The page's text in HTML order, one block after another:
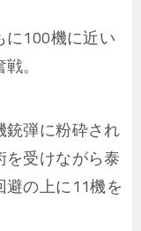
100機に近い
。
弾に粉砕され
受けながら泰
の上に11機を